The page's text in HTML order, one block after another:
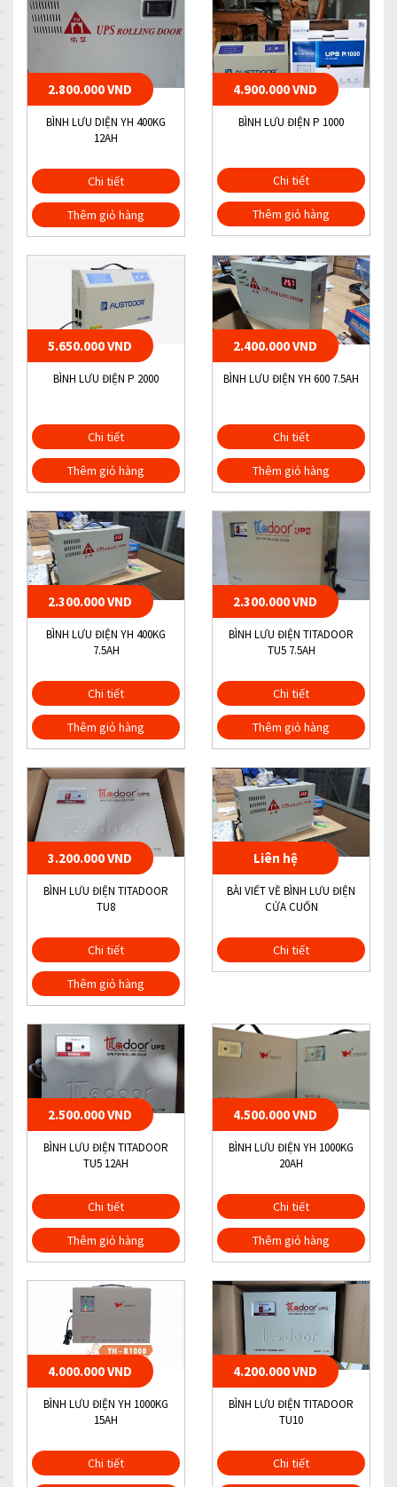
2.800.000 VND
BÌNH LƯU DIỆN YH 400KG
12AH
Chi tiết
Thêm giỏ hàng
4.900.000 VND
BÌNH LƯU ĐIỆN P 1000
Chi tiết
Thêm giỏ hàng
5.650.000 VND
BÌNH LƯU ĐIỆN P 2000
Chi tiết
Thêm giỏ hàng
2.400.000 VND
BÌNH LƯU ĐIỆN YH 600 7.5AH
Chi tiết
Thêm giỏ hàng
2.300.000 VND
BÌNH LƯU ĐIỆN YH 400KG
7.5AH
Chi tiết
Thêm giỏ hàng
2.300.000 VND
BÌNH LƯU ĐIỆN TITADOOR
TU5 7.5AH
Chi tiết
Thêm giỏ hàng
3.200.000 VND
BÌNH LƯU ĐIỆN TITADOOR
TU8
Chi tiết
Thêm giỏ hàng
Liên hệ
BÀI VIẾT VỀ BÌNH LƯU ĐIỆN
CỬA CUỐN
Chi tiết
2.500.000 VND
BÌNH LƯU ĐIỆN TITADOOR
TU5 12AH
Chi tiết
Thêm giỏ hàng
4.500.000 VND
BÌNH LƯU ĐIỆN YH 1000KG
20AH
Chi tiết
Thêm giỏ hàng
4.000.000 VND
BÌNH LƯU ĐIỆN YH 1000KG
15AH
Chi tiết
4.200.000 VND
BÌNH LƯU ĐIỆN TITADOOR
TU10
Chi tiết